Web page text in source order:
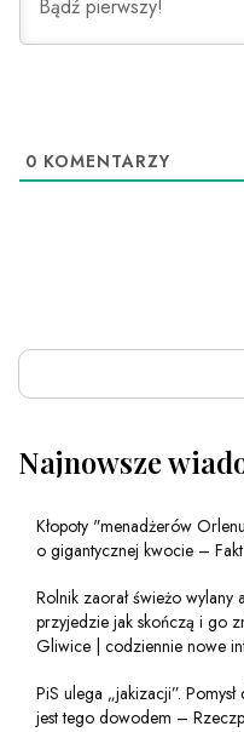
0 KOMENTARZY
Najnowsze
Kłopoty "menadżerów
o gigantycznej kwocie – Fakt
Rolnik zaorał świeżo wylany
przyjedzie jak skończą i go
Gliwice | codziennie nowe
PiS ulega „jakizacji”.
jest tego dowodem –